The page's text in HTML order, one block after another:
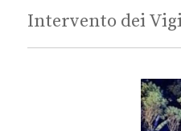
Intervento dei